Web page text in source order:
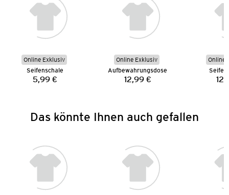
Online Exklusiv
Seifenschale
Preis:
5,99 €
Online Exklusiv
Aufbewahrungsdose
Preis:
12,99 €
Online
Das könnte Ihnen auch gefallen